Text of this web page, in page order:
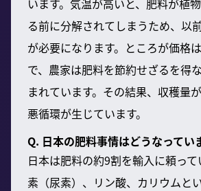
る前に分解されてしまうため、以
が必要になります。ところが価格
で、農家は肥料を節約せざるを得
まれています。その結果、収穫量
悪循環が生じています。
Q. 日本の肥料事情はどうなってい
日本は肥料の約9割を輸入に頼っ
素（尿素）、リン酸、カリウムと